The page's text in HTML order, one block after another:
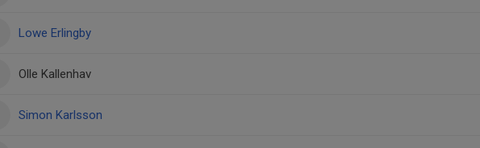
Lowe Erlingby
Olle Kallenhav
Simon Karlsson